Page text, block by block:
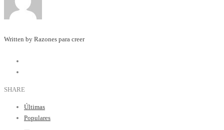
Written by Razones para creer
SHARE
Últimas
Populares